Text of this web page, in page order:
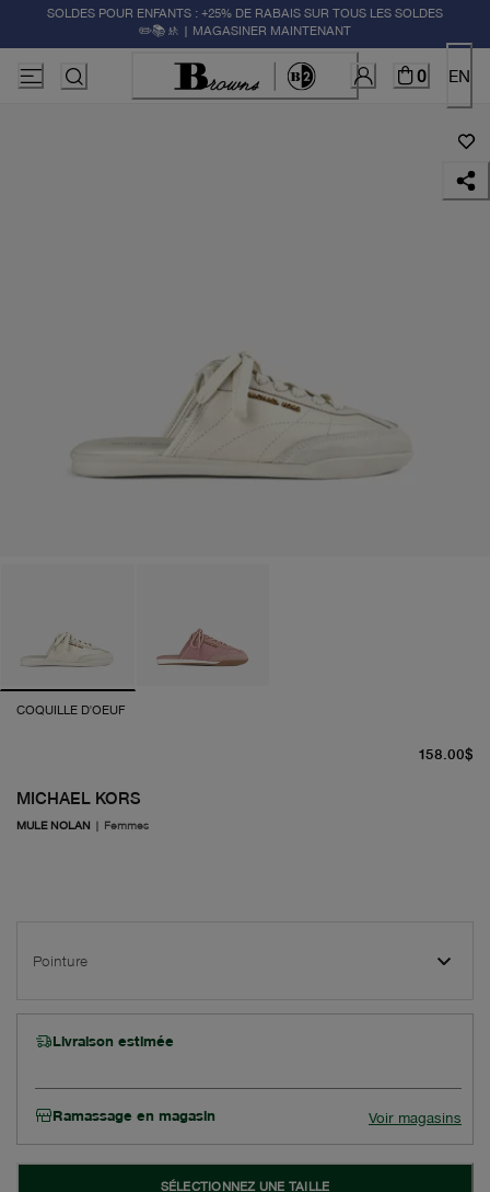
SOLDES POUR ENFANTS : +25% DE RABAIS SUR TOUS LES SOLDES
✏️📚🚸 | MAGASINER MAINTENANT
0 EN
COQUILLE D'OEUF
MICHAEL KORS
MULE NOLAN | Femmes
158.00$
Pointure
Livraison estimée
Ramassage en magasin Voir magasins
SÉLECTIONNEZ UNE TAILLE